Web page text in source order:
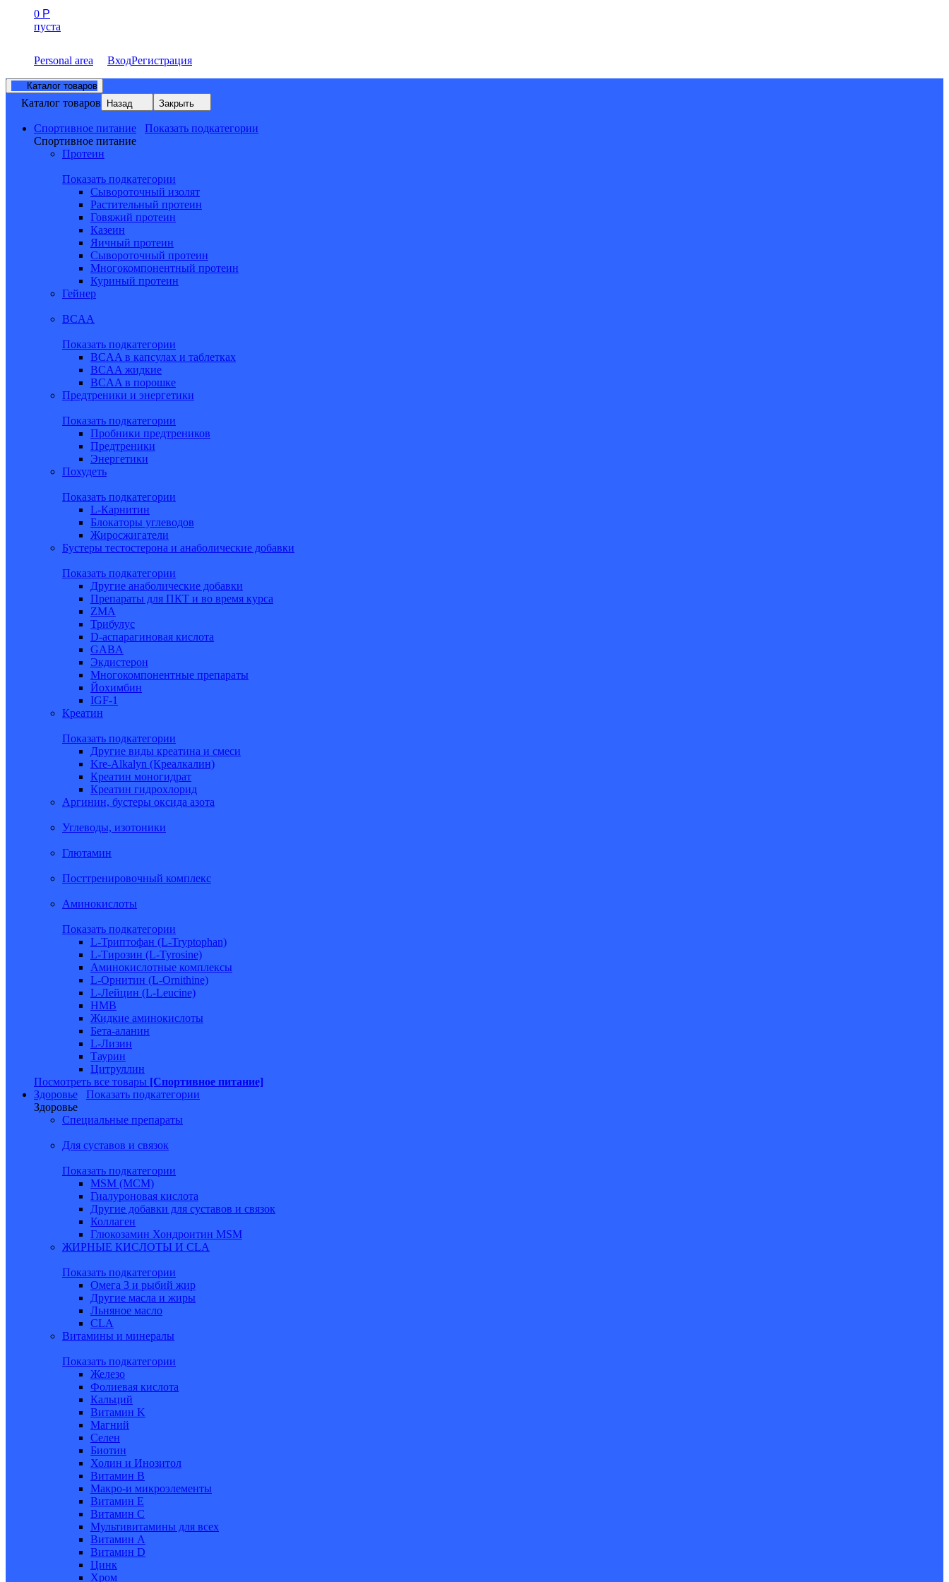
0 Р
пуста
Personal area ВходРегистрация
Каталог товаров
Каталог товаров Назад Закрыть
Спортивное питание
Показать подкатегории
Спортивное питание
Протеин
Показать подкатегории
Сывороточный изолят
Растительный протеин
Говяжий протеин
Казеин
Яичный протеин
Сывороточный протеин
Многокомпонентный протеин
Куриный протеин
Гейнер
BCAA
Показать подкатегории
BCAA в капсулах и таблетках
BCAA жидкие
BCAA в порошке
Предтреники и энергетики
Показать подкатегории
Пробники предтреников
Предтреники
Энергетики
Похудеть
Показать подкатегории
L-Карнитин
Блокаторы углеводов
Жиросжигатели
Бустеры тестостерона и анаболические добавки
Показать подкатегории
Другие анаболические добавки
Препараты для ПКТ и во время курса
ZMA
Трибулус
D-аспарагиновая кислота
GABA
Экдистерон
Многокомпонентные препараты
Йохимбин
IGF-1
Креатин
Показать подкатегории
Другие виды креатина и смеси
Kre-Alkalyn (Креалкалин)
Креатин моногидрат
Креатин гидрохлорид
Аргинин, бустеры оксида азота
Углеводы, изотоники
Глютамин
Посттренировочный комплекс
Аминокислоты
Показать подкатегории
L-Триптофан (L-Tryptophan)
L-Тирозин (L-Tyrosine)
Аминокислотные комплексы
L-Орнитин (L-Ornithine)
L-Лейцин (L-Leucine)
HMB
Жидкие аминокислоты
Бета-аланин
L-Лизин
Таурин
Цитруллин
Посмотреть все товары [Спортивное питание]
Здоровье
Показать подкатегории
Здоровье
Специальные препараты
Для суставов и связок
Показать подкатегории
MSM (МСМ)
Гиалуроновая кислота
Другие добавки для суставов и связок
Коллаген
Глюкозамин Хондроитин MSM
ЖИРНЫЕ КИСЛОТЫ И CLA
Показать подкатегории
Омега 3 и рыбий жир
Другие масла и жиры
Льняное масло
CLA
Витамины и минералы
Показать подкатегории
Железо
Фолиевая кислота
Кальций
Витамин K
Магний
Селен
Биотин
Холин и Инозитол
Витамин B
Макро-и микроэлементы
Витамин Е
Витамин С
Мультивитамины для всех
Витамин A
Витамин D
Цинк
Хром